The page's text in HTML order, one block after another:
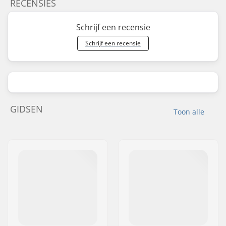
RECENSIES
Schrijf een recensie
Schrijf een recensie
Toon alle
GIDSEN